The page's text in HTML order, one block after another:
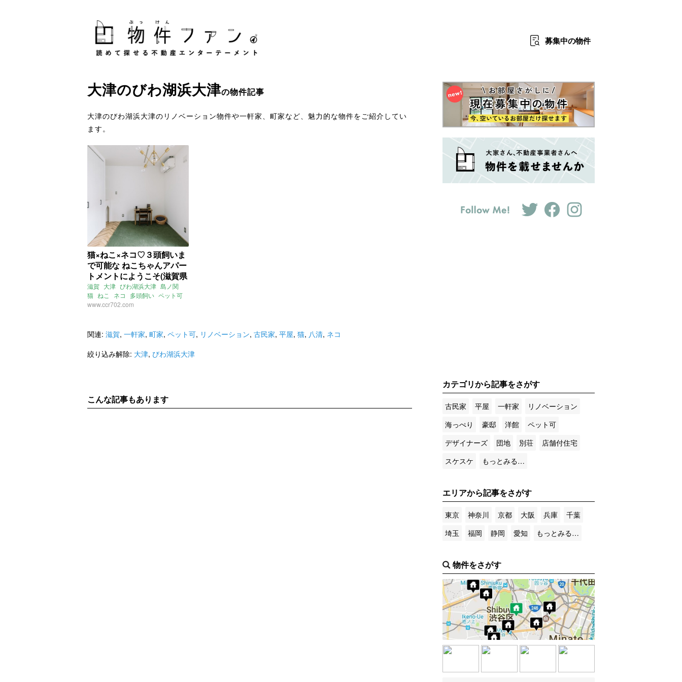
募集中の物件
大津のびわ湖浜大津の物件記事
大津のびわ湖浜大津のリノベーション物件や一軒家、町家など、魅力的な物件をご紹介してい
ます。
猫×ねこ×ネコ♡３頭飼いま
で可能な ねこちゃんアパー
トメントにようこそ(滋賀県
大津市26㎡の賃貸物件)
滋賀 大津 びわ湖浜大津 島ノ関
猫 ねこ ネコ 多頭飼い ペット可
www.ccr702.com
関連: 滋賀, 一軒家, 町家, ペット可, リノベーション, 古民家, 平屋, 猫, 八清, ネコ
絞り込み解除: 大津, びわ湖浜大津
こんな記事もあります
カテゴリから記事をさがす
古民家 平屋 一軒家
リノベーション
海っぺり
豪邸 洋館
ペット可
デザイナーズ
団地 別荘
店舗付住宅
スケスケ
もっとみる…
エリアから記事をさがす
東京 神奈川 京都 大阪 兵庫
千葉
埼玉
福岡 静岡 愛知 もっとみる…
物件をさがす